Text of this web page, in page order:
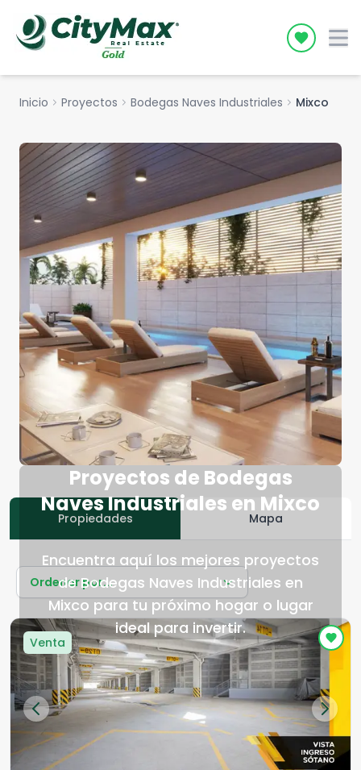
Icon
Inicio chevron_right Proyectos chevron_right Bodegas Naves Industriales chevron_right Mixco
Proyectos de Bodegas
Naves Industriales en Mixco
Encuentra aquí los mejores proyectos
de Bodegas Naves Industriales en
Mixco para tu próximo hogar o lugar
ideal para invertir.
Propiedades Mapa
Ordenar por...
Venta